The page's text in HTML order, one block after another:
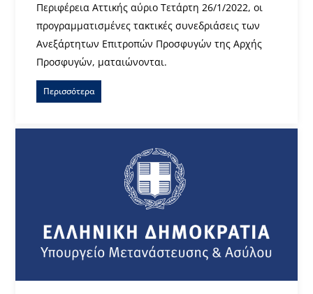
Περιφέρεια Αττικής αύριο Τετάρτη 26/1/2022, οι
προγραμματισμένες τακτικές συνεδριάσεις των
Ανεξάρτητων Επιτροπών Προσφυγών της Αρχής
Προσφυγών, ματαιώνονται.
Περισσότερα